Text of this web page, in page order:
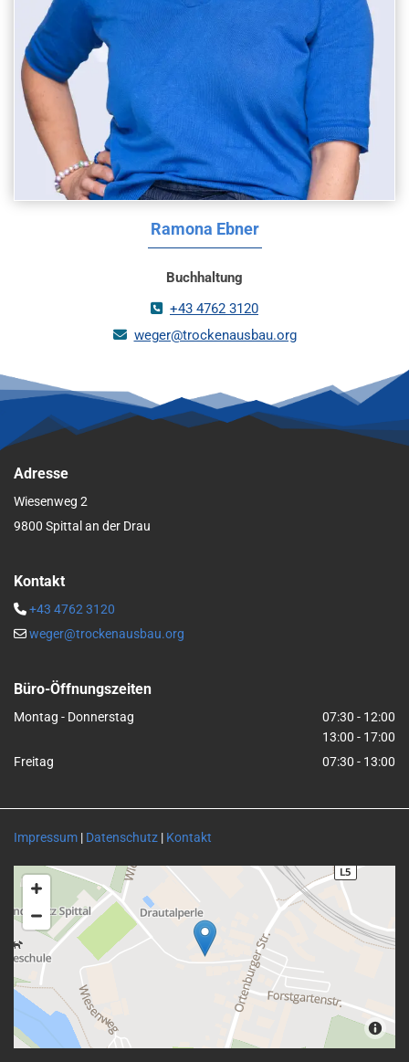
Ramona Ebner
Buchhaltung
 +43 4762 3120
 weger@trockenausbau.org
Adresse
Wiesenweg 2
9800 Spittal an der Drau
Kontakt
 +43 4762 3120
 weger@trockenausbau.org
Büro-Öffnungszeiten
Montag - Donnerstag
07:30 - 12:00
13:00 - 17:00
Freitag
07:30 - 13:00
Impressum | Datenschutz | Kontakt